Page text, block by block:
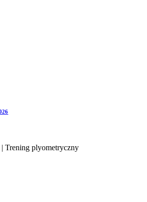
Trening plyometryczny